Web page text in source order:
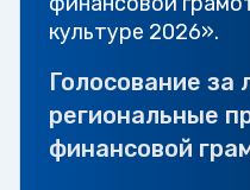
культуре 2026».
Голосование за
региональные
финансовой